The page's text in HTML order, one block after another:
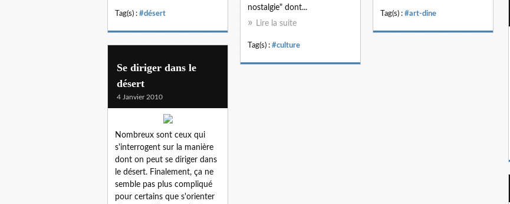
Tag(s) : #désert
nostalgie" dont...
Lire la suite
Tag(s) : #culture
Tag(s) : #art-dine
Se diriger dans le
désert
4 Janvier 2010
Nombreux sont ceux qui
s'interrogent sur la manière
dont on peut se diriger dans
le désert. Finalement, ça ne
semble pas plus compliqué
pour certains que s'orienter